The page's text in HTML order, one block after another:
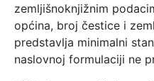
zemljišnoknjižnim
općina, broj čestice i
predstavlja minimalni
naslovnoj formulaciji ne